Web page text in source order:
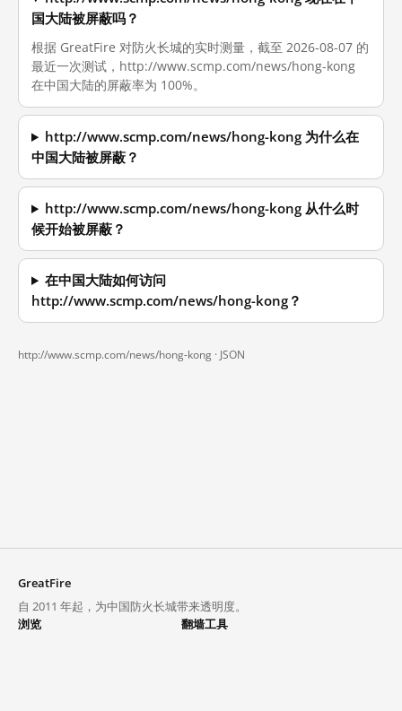
国大陆被屏蔽吗？
根据 GreatFire 对防火长城的实时测量，截至 2026-08-07 的
最近一次测试，http://www.scmp.com/news/hong-kong
在中国大陆的屏蔽率为 100%。
http://www.scmp.com/news/hong-kong 为什么在
中国大陆被屏蔽？
http://www.scmp.com/news/hong-kong 从什么时
候开始被屏蔽？
在中国大陆如何访问
http://www.scmp.com/news/hong-kong？
http://www.scmp.com/news/hong-kong · JSON
GreatFire
自 2011 年起，为中国防火长城带来透明度。
浏览
翻墙工具